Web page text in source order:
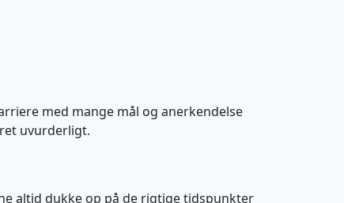
med mange mål og anerkendelse
uvurderligt.
altid dukke op på de rigtige tidspunkter